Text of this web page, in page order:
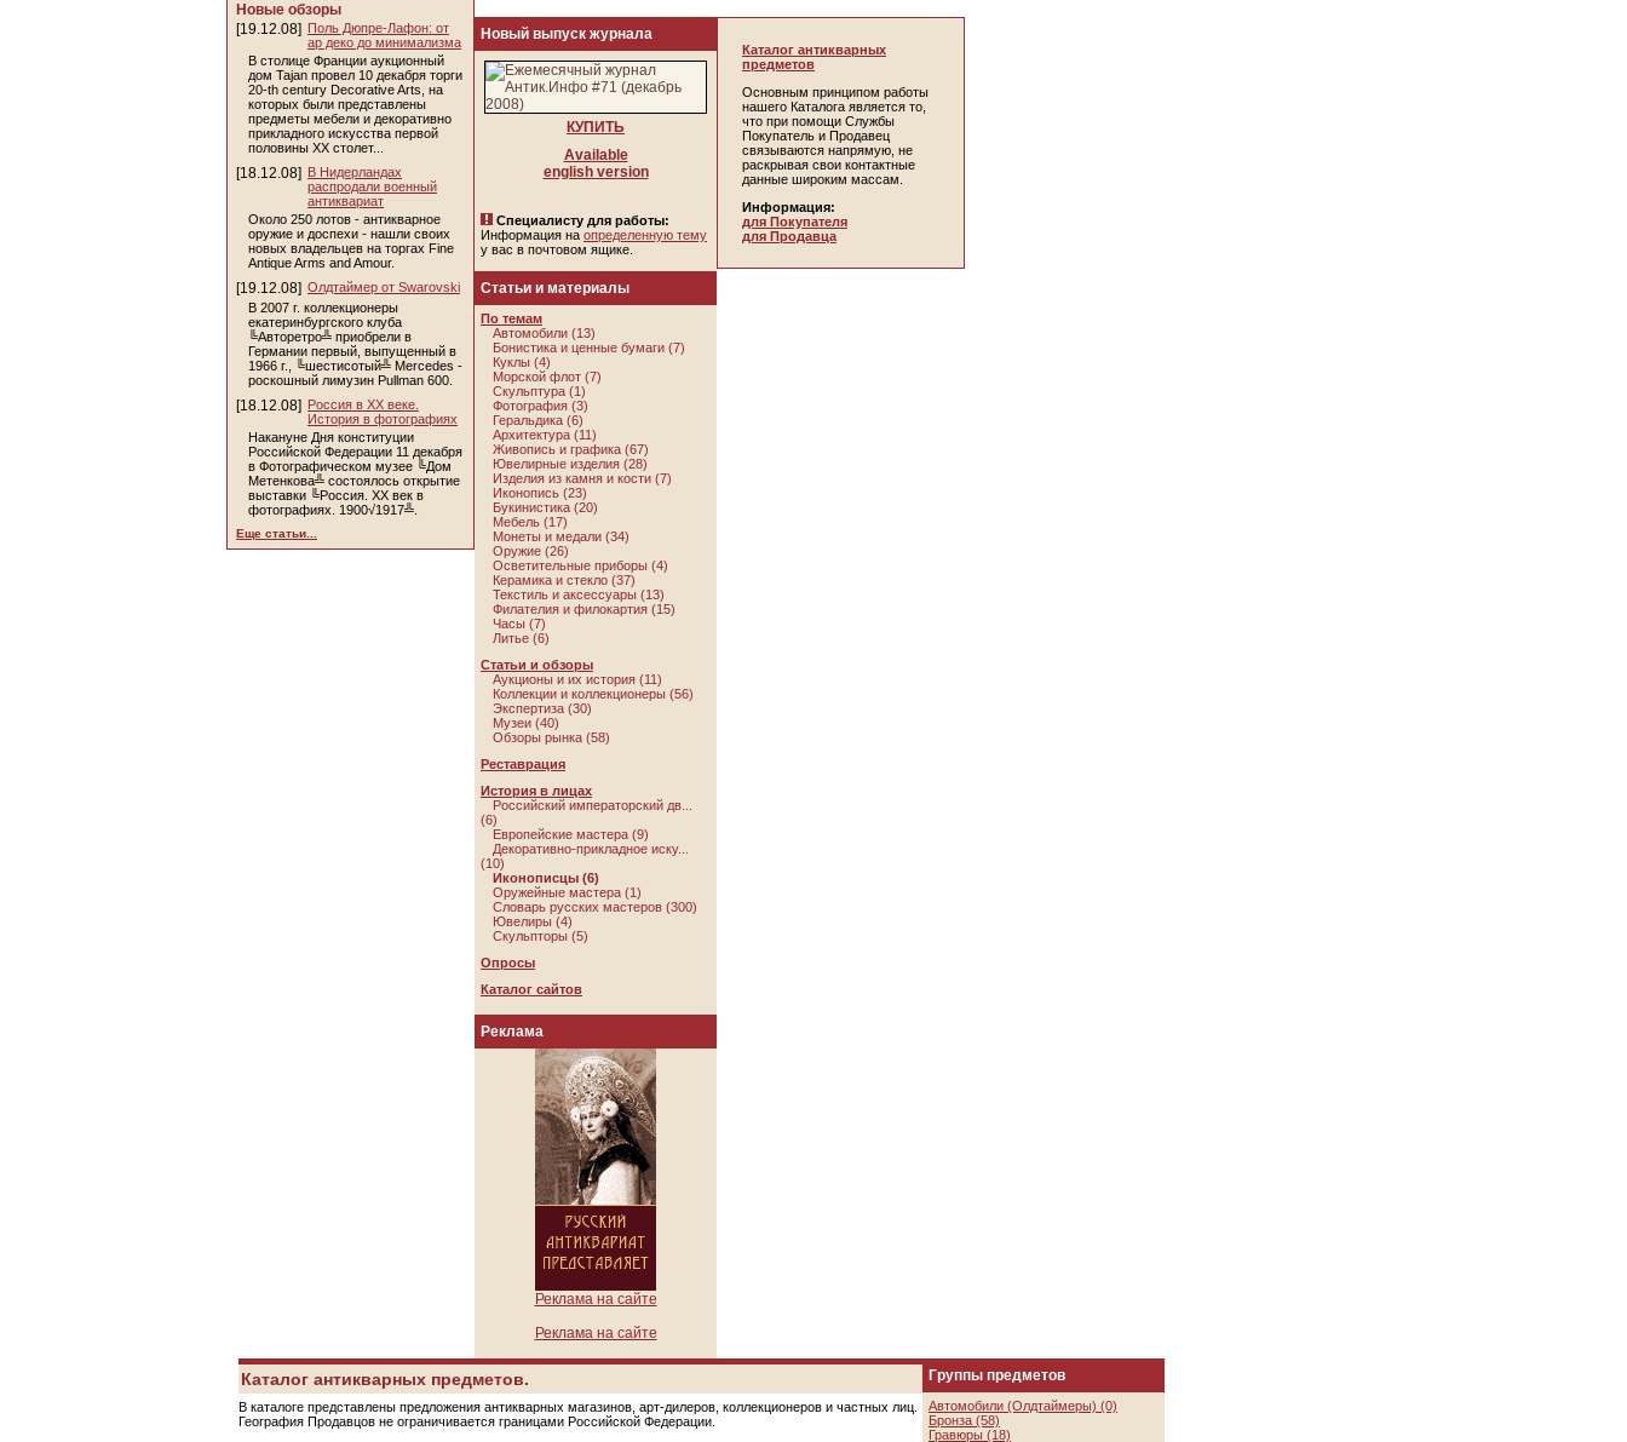
Новые обзоры
[19.12.08] Поль Дюпре-Лафон: от
ар деко до минимализма
В столице Франции аукционный
дом Tajan провел 10 декабря торги
20-th century Decorative Arts, на
которых были представлены
предметы мебели и декоративно
прикладного искусства первой
половины ХХ столет...
[18.12.08] В Нидерландах
распродали военный
антиквариат
Около 250 лотов - антикварное
оружие и доспехи - нашли своих
новых владельцев на торгах Fine
Antique Arms and Amour.
[19.12.08] Олдтаймер от Swarovski
В 2007 г. коллекционеры
екатеринбургского клуба
╚Авторетро╩ приобрели в
Германии первый, выпущенный в
1966 г., ╚шестисотый╩ Mercedes -
роскошный лимузин Pullman 600.
[18.12.08] Россия в ХХ веке.
История в фотографиях
Накануне Дня конституции
Российской Федерации 11 декабря
в Фотографическом музее ╚Дом
Метенкова╩ состоялось открытие
выставки ╚Россия. ХХ век в
фотографиях. 1900√1917╩.
Еще статьи...
Новый выпуск журнала
КУПИТЬ
Available
english version
Специалисту для работы:
Информация на определенную тему
у вас в почтовом ящике.
Статьи и материалы
По темам
Автомобили (13)
Бонистика и ценные бумаги (7)
Куклы (4)
Морской флот (7)
Скульптура (1)
Фотография (3)
Геральдика (6)
Архитектура (11)
Живопись и графика (67)
Ювелирные изделия (28)
Изделия из камня и кости (7)
Иконопись (23)
Букинистика (20)
Мебель (17)
Монеты и медали (34)
Оружие (26)
Осветительные приборы (4)
Керамика и стекло (37)
Текстиль и аксессуары (13)
Филателия и филокартия (15)
Часы (7)
Литье (6)
Статьи и обзоры
Аукционы и их история (11)
Коллекции и коллекционеры (56)
Экспертиза (30)
Музеи (40)
Обзоры рынка (58)
Реставрация
История в лицах
Российский императорский дв...
(6)
Европейские мастера (9)
Декоративно-прикладное иску...
(10)
Иконописцы (6)
Оружейные мастера (1)
Словарь русских мастеров (300)
Ювелиры (4)
Скульпторы (5)
Опросы
Каталог сайтов
Реклама
Реклама на сайте
Реклама на сайте
Каталог антикварных
предметов
Основным принципом работы
нашего Каталога является то,
что при помощи Службы
Покупатель и Продавец
связываются напрямую, не
раскрывая свои контактные
данные широким массам.
Информация:
для Покупателя
для Продавца
Каталог антикварных предметов.
В каталоге представлены предложения антикварных магазинов, арт-дилеров, коллекционеров и частных лиц.
География Продавцов не ограничивается границами Российской Федерации.
Группы предметов
Автомобили (Олдтаймеры) (0)
Бронза (58)
Гравюры (18)